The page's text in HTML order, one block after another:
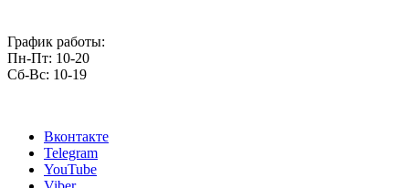
График работы:
Пн-Пт: 10-20
Сб-Вс: 10-19
Вконтакте
Telegram
YouTube